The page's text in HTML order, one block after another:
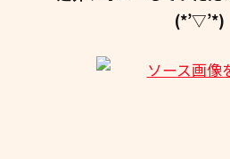
(*’▽’*)